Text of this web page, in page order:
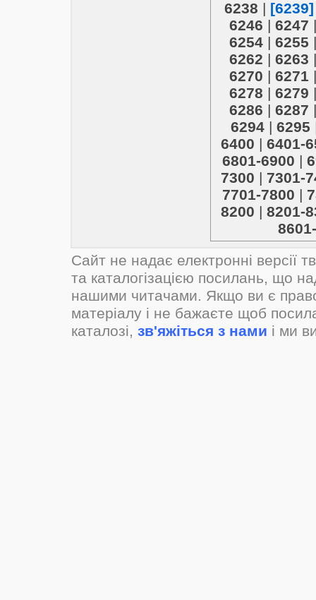
6238 | [6239]
6246 | 6247
6254 | 6255
6262 | 6263
6270 | 6271
6278 | 6279
6286 | 6287
6294 | 6295
6400 | 6401-
6801-6900 |
7300 | 7301-
7701-7800 |
8200 | 8201-
Сайт не надає електронні версії
та каталогізацією посилань, що
нашими читачами. Якщо ви є
матеріалу і не бажаєте щоб
каталозі, зв'яжіться з нами і ми